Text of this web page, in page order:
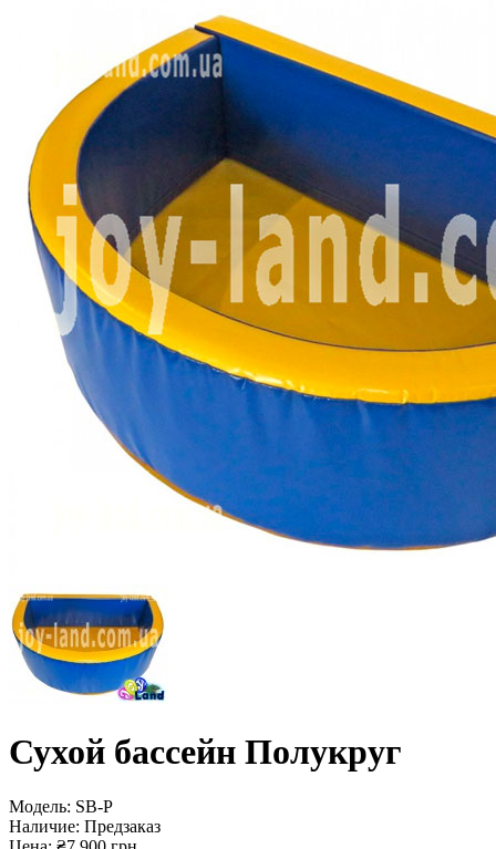
Сухой бассейн Полукруг
Модель: SB-P
Наличие: Предзаказ